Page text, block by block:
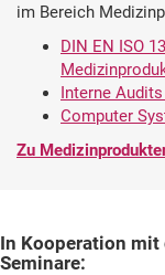
im Bereich
DIN EN ISO
Interne
Computer
Zu
In Kooperation mit
Seminare: